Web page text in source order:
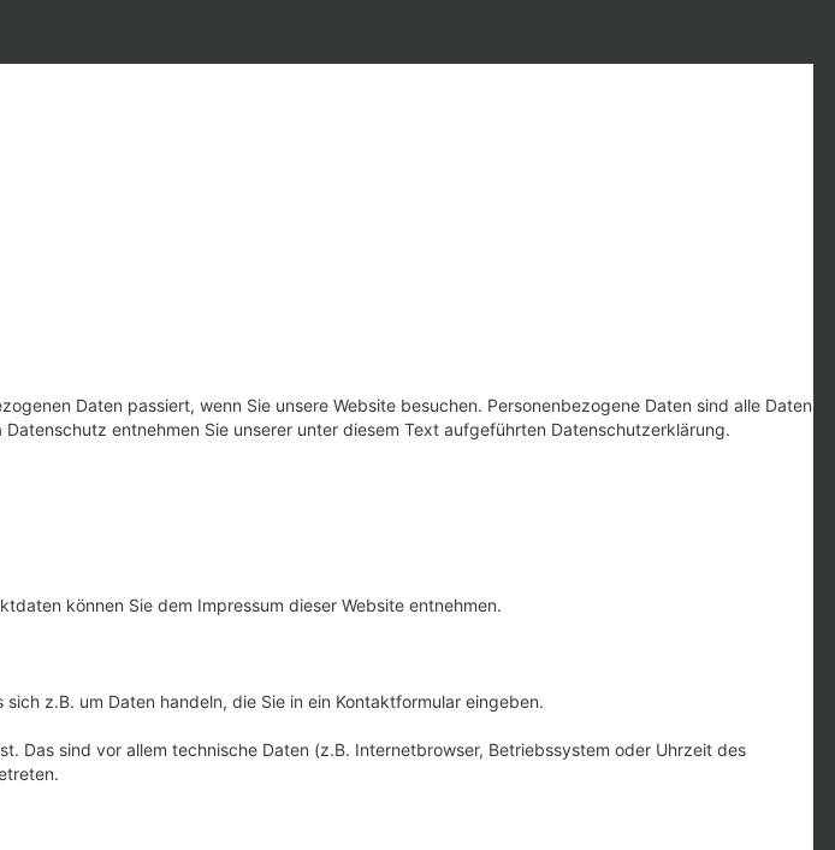
Daten passiert, wenn Sie unsere Website besuchen. Personenbezogene Daten sind alle Daten,
entnehmen Sie unserer unter diesem Text aufgeführten Datenschutzerklärung.
können Sie dem Impressum dieser Website entnehmen.
z.B. um Daten handeln, die Sie in ein Kontaktformular eingeben.
Das sind vor allem technische Daten (z.B. Internetbrowser, Betriebssystem oder Uhrzeit des